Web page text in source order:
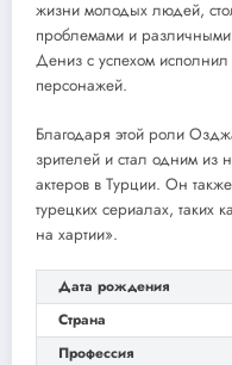
жизни молодых людей,
проблемами и
Дениз с успехом
персонажей.
Благодаря этой роли
зрителей и стал одним
актеров в Турции. Он
турецких сериалах,
на хартии».
Дата рождения
Страна
Профессия